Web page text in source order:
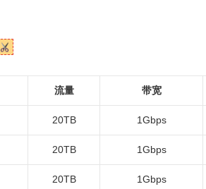
流量 带宽
20TB 1Gbps
20TB 1Gbps
20TB 1Gbps